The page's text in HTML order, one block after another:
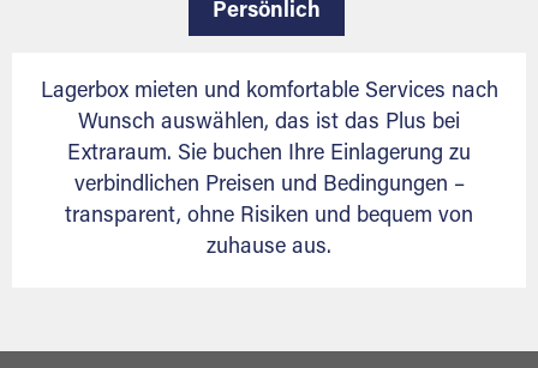
Persönlich
Lagerbox mieten und komfortable Services nach
Wunsch auswählen, das ist das Plus bei
Extraraum. Sie buchen Ihre Einlagerung zu
verbindlichen Preisen und Bedingungen –
transparent, ohne Risiken und bequem von
zuhause aus.